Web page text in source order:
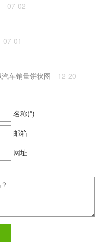
07-02
07-01
车销量饼状图
12-20
名称(*)
邮箱
网址